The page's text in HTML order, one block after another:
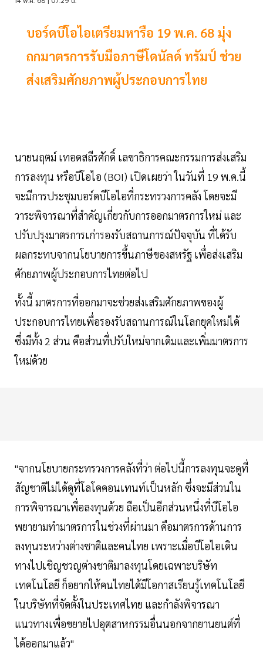
บอร์ดบีโอไอเตรียมหารือ 19 พ.ค. 68 มุ่ง
ถกมาตรการรับมือภาษีโดนัลด์ ทรัมป์ ช่วย
ส่งเสริมศักยภาพผู้ประกอบการไทย
นายนฤตม์ เทอดสถีรศักดิ์ เลขาธิการคณะกรรมการส่งเสริม
การลงทุน หรือบีโอไอ (BOI) เปิดเผยว่า ในวันที่ 19 พ.ค.นี้
จะมีการประชุมบอร์ดบีโอไอที่กระทรวงการคลัง โดยจะมี
วาระพิจารณาที่สำคัญเกี่ยวกับการออกมาตรการใหม่ และ
ปรับปรุงมาตรการเก่ารองรับสถานการณ์ปัจจุบัน ที่ได้รับ
ผลกระทบจากนโยบายการขึ้นภาษีของสหรัฐ เพื่อส่งเสริม
ศักยภาพผู้ประกอบการไทยต่อไป
ทั้งนี้ มาตรการที่ออกมาจะช่วยส่งเสริมศักยภาพของผู้
ประกอบการไทยเพื่อรองรับสถานการณ์ในโลกยุคใหม่ได้
ซึ่งมีทั้ง 2 ส่วน คือส่วนที่ปรับใหม่จากเดิมและเพิ่มมาตรการ
ใหม่ด้วย
"จากนโยบายกระทรวงการคลังที่ว่า ต่อไปนี้การลงทุนจะดูที่
สัญชาติไม่ได้ดูที่โลโคคอนเทนท์เป็นหลัก ซึ่งจะมีส่วนใน
การพิจารณาเพื่อลงทุนด้วย ถือเป็นอีกส่วนหนึ่งที่บีโอไอ
พยายามทำมาตรการในช่วงที่ผ่านมา คือมาตรการด้านการ
ลงทุนระหว่างต่างชาติและคนไทย เพราะเมื่อบีโอไอเดิน
ทางไปเชิญชวญต่างชาติมาลงทุนโดยเฉพาะบริษัท
เทคโนโลยี ก็อยากให้คนไทยได้มีโอกาสเรียนรู้เทคโนโลยี
ในบริษัทที่จัดตั้งในประเทศไทย และกำลังพิจารณา
แนวทางเพื่อขยายไปอุตสาหกรรมอื่นนอกจากยานยนต์ที่
ได้ออกมาแล้ว"